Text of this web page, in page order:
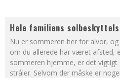
Hele familiens
Nu er sommeren her for alvor,
om du allerede har været afsted,
sommeren hjemme, er det
stråler. Selvom der måske er